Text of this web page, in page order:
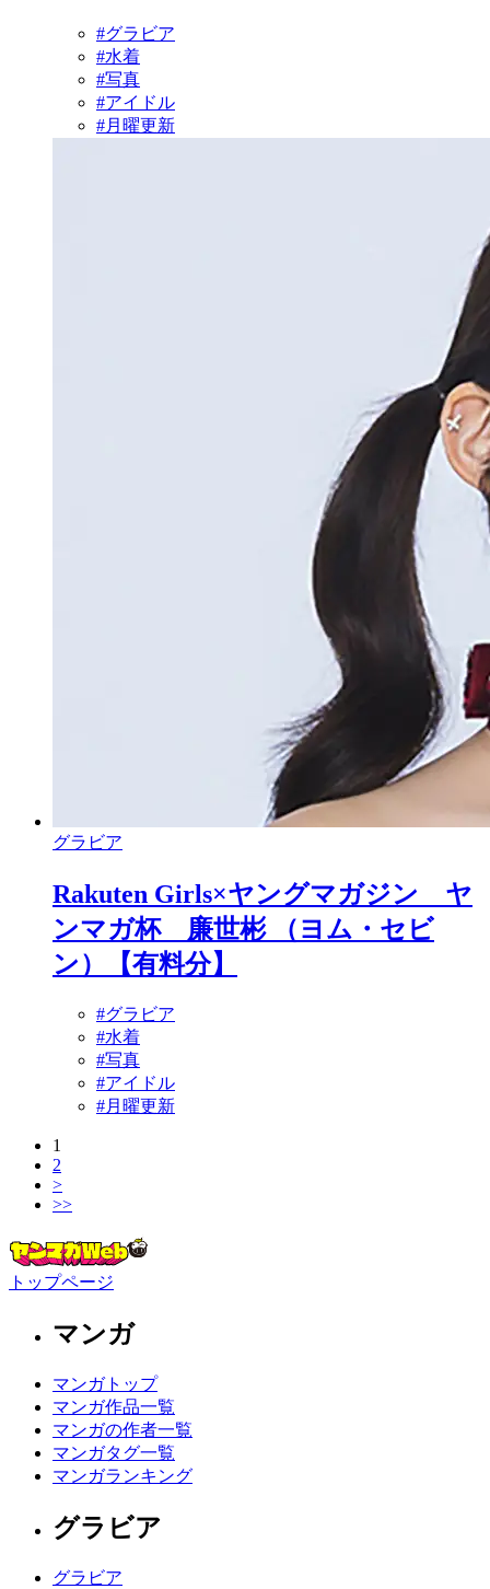
#グラビア
#水着
#写真
#アイドル
#月曜更新
グラビア
Rakuten Girls×ヤングマガジン ヤ
ンマガ杯 廉世彬 （ヨム・セビ
ン）【有料分】
#グラビア
#水着
#写真
#アイドル
#月曜更新
1
2
>
>>
トップページ
マンガ
マンガトップ
マンガ作品一覧
マンガの作者一覧
マンガタグ一覧
マンガランキング
グラビア
グラビア